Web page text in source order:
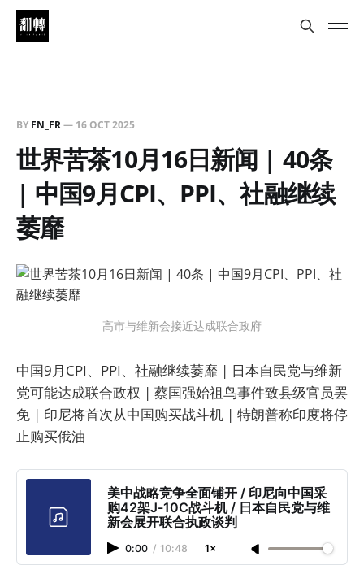
BY FN_FR— 16 OCT 2025
世界苦茶10月16日新闻 | 40条
| 中国9月CPI、PPI、社融继续
萎靡
高市与维新会接近达成联合政府
中国9月CPI、PPI、社融继续萎靡 | 日本自民党与维新
党可能达成联合政权 | 蔡国强始祖鸟事件致县级官员罢
免 | 印尼将首次从中国购买战斗机 | 特朗普称印度将停
止购买俄油
美中战略竞争全面铺开 / 印尼向中国采
购42架J-10C战斗机 / 日本自民党与维
新会展开联合执政谈判
0:00 / 10:48 1×